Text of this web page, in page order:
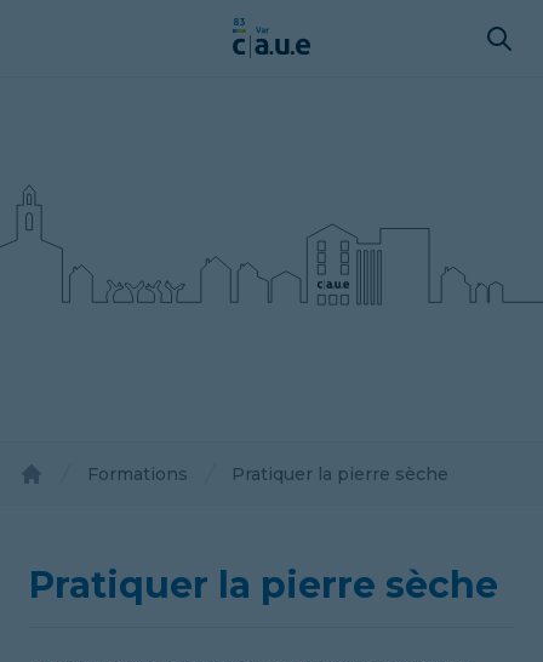
Formations Pratiquer la pierre sèche
Pratiquer la pierre sèche